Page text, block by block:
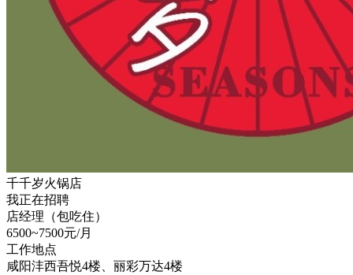
千千岁火锅店
我正在招聘
店经理（包吃住）
6500~7500元/月
工作地点
咸阳沣西吾悦4楼、丽彩万达4楼